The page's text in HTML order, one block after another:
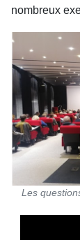
nombreux
Les